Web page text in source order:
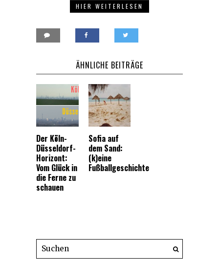
HIER WEITERLESEN
ÄHNLICHE BEITRÄGE
Der Köln-
Düsseldorf-
Horizont:
Vom Glück in
die Ferne zu
schauen
Sofia auf
dem Sand:
(k)eine
Fußballgeschichte